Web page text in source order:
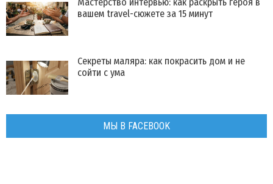
вашем travel-сюжете за 15 минут
Секреты маляра: как покрасить дом и не
сойти с ума
МЫ В FACEBOOK